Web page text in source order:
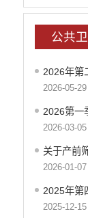
推进面向转
质监信息公
学校信息公
住房保障信
工商登记和
价格和收费
旅游市场秩
文化机构信
公共卫生健
财政预决算
公共
2026年第
2026-05-29
2026第一
2026-03-05
关于产前
2026-01-07
2025年第
2025-12-15